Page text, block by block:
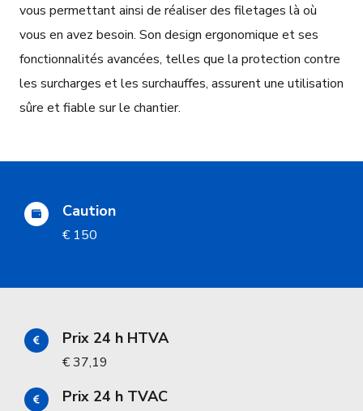
vous permettant ainsi de réaliser des filetages là où
vous en avez besoin. Son design ergonomique et ses
fonctionnalités avancées, telles que la protection contre
les surcharges et les surchauffes, assurent une utilisation
sûre et fiable sur le chantier.
Caution
€ 150
Prix 24 h HTVA
€ 37,19
Prix 24 h TVAC